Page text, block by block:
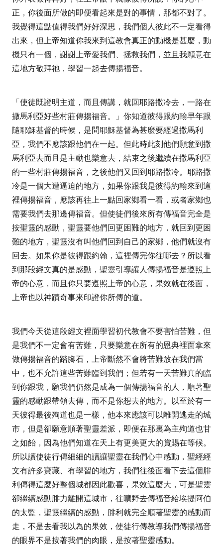
正，你後面所做的即便看起來是對的事情，那都不對了。
我覺得這點值得我們好好深思，我們個人彼此不一定看得
出來，但上帝知道你我來到這教會真正的動機是甚麼，動
機只有一個，謝謝上帝愛我們、拯救我們，並且我願意在
這地方敬拜祂，學習一起去傳揚福音。
「使徒既證明主道，而且傳講，就回耶路撒冷去，一路在
撒馬利亞好些村莊傳揚福音。
」你知道彼得跟約翰早年跟
隨耶穌基督的時候，是問耶穌基督為甚麼要經過撒馬利
亞，我們不應該跟他們在一起。但此時此刻他們願意到撒
馬利亞去而且是主動也樂意去，結束之後繼續在撒馬利亞
的一些村莊傳揚福音，之後他們又回到耶路撒冷。耶路撒
冷是一個大遭逼迫的地方，如果你跟我是彼得約翰來到這
裡傳揚福音，應該再往上一點回家鄉看一看，或者家鄉也
需要我們去那邊傳福音。但使徒們後來所有傳福音完全是
按聖靈的感動，聖靈要他們回更困難的地方，就回到更困
難的地方，聖靈沒有叫他們回到自己的家鄉，他們就沒有
回去。如果你是彼得跟約翰，這裡傳完你往哪去？所以看
到那段經文真的是感動，聖靈引導讓人傳揚福音是遵照上
帝的心意，而且你只要遵照上帝的心意，果效就在後面，
上帝也以神蹟奇事來印證你所傳的道。
我們今天從這段經文裡面學習初代教會不要害怕苦難，但
是我們不一定會有苦難，只要樂意在所有的恩典裡面拿來
做傳揚福音的踏腳石，上帝斷然不會將苦難放在我們當
中，也不允許這些苦難臨到我們；但若有一天苦難真的臨
到你跟我，願我們仍然是成為一個傳揚福音的人，順著聖
靈的感動跟帶領去傳，而不是你想去的地方。以至於有一
天彼得最後殉道也是一樣，他本來應該可以離開逃走的城
市，但是卻願意順著聖靈差派，即便在那裏為主殉道也甘
之如飴，因為他們知道在天上有更美更大的賞賜在等候。
所以讀使徒行傳細細的讀讓聖靈在我們心中感動，聖經經
文有許多寶藏、有學習的地方，我們往後面看下去這個腓
利傳得這麼好整個城都因此歡喜，果效這麼大，可是聖靈
卻繼續感動腓力離開這城市，往曠野去傳福音給埃提阿伯
的太監，聖靈繼續的感動，腓利就完全順著聖靈的感動而
走，不是去看我以為的果效，使徒行傳教導我們傳揚福音
的眼界不是按著我們的肉眼，是按著聖靈感動。